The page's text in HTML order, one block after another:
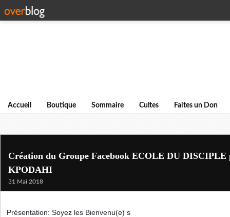
Accueil Boutique Sommaire Cultes Faites un Don
Création du Groupe Facebook ECOLE DU
KPODAHI
31 Mai 2018
Présentation: Soyez les Bienvenu(e) s